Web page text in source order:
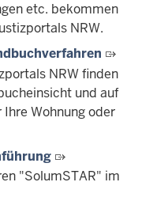
etc. bekommen
NRW.
NRW finden
und auf
Wohnung oder
"SolumSTAR" im